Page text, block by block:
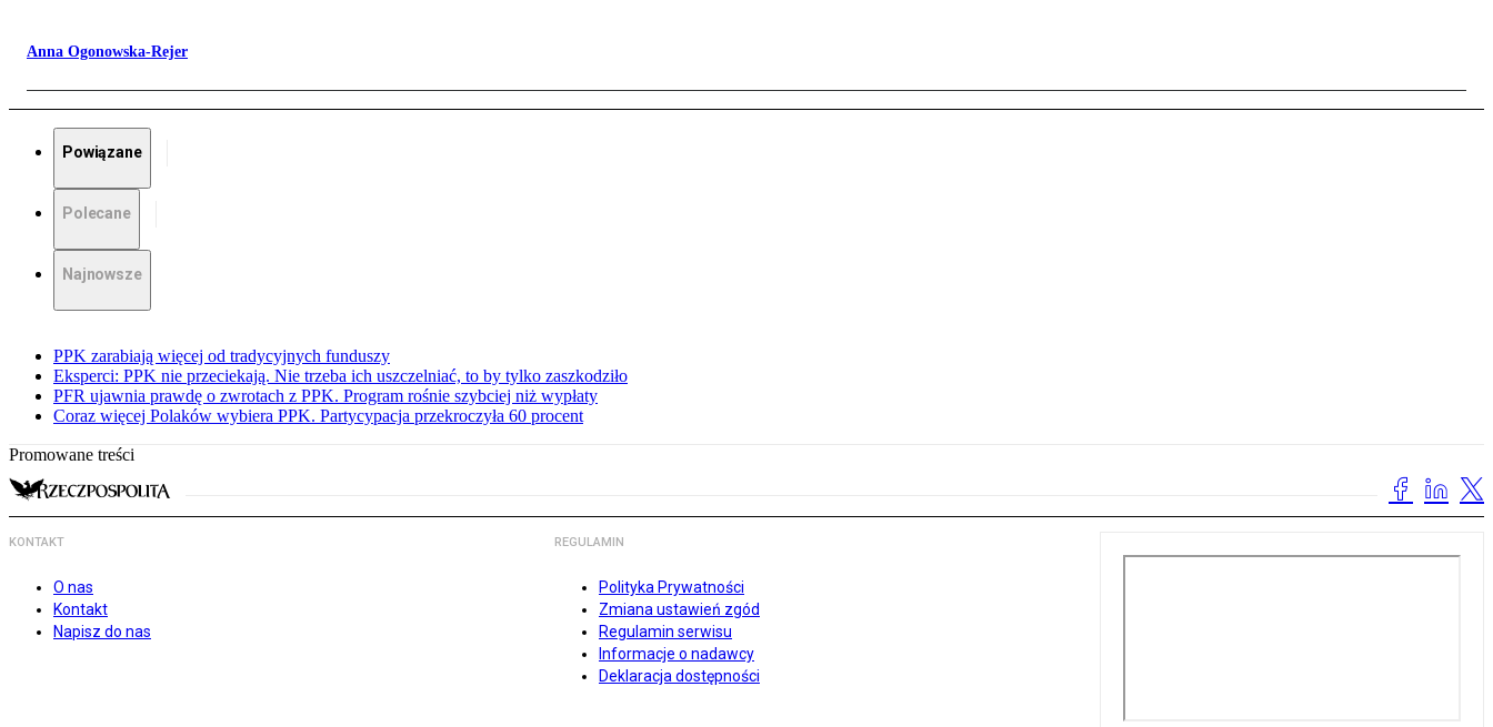
Anna Ogonowska-Rejer
Powiązane
Polecane
Najnowsze
PPK zarabiają więcej od tradycyjnych funduszy
Eksperci: PPK nie przeciekają. Nie trzeba ich uszczelniać, to by tylko zaszkodziło
PFR ujawnia prawdę o zwrotach z PPK. Program rośnie szybciej niż wypłaty
Coraz więcej Polaków wybiera PPK. Partycypacja przekroczyła 60 procent
Promowane treści
KONTAKT
O nas
Kontakt
Napisz do nas
REGULAMIN
Polityka Prywatności
Zmiana ustawień zgód
Regulamin serwisu
Informacje o nadawcy
Deklaracja dostępności